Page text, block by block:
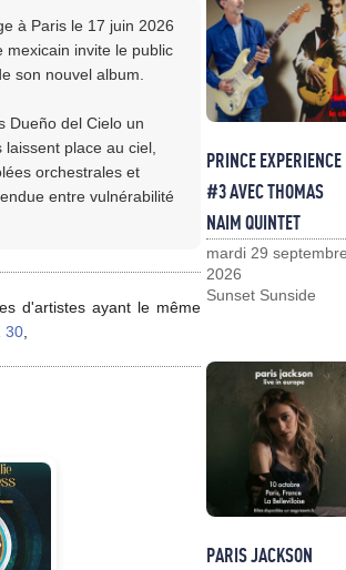
à Paris le 17 juin 2026
mexicain invite le public
son nouvel album.
Dueño del Cielo un
place au ciel,
orchestrales et
entre vulnérabilité
d'artistes ayant le même
30
PRINCE EXPERIENCE
#3 AVEC THOMAS
NAIM QUINTET
mardi 29 septembre
2026
Sunset Sunside
PARIS JACKSON